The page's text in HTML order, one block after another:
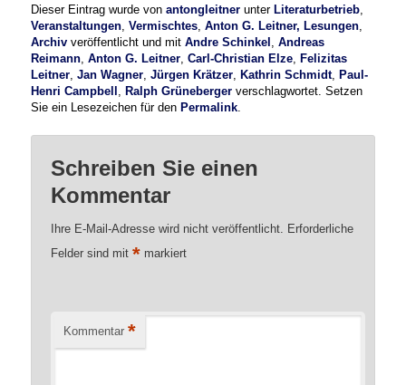
Dieser Eintrag wurde vonantongleitner unter Literaturbetrieb
Veranstaltungen ,Vermischtes ,Anton G. Leitner, Lesungen
Archiv veröffentlicht und mitAndre Schinkel ,Andreas
Reimann ,Anton G. Leitner ,Carl-Christian Elze
Felizitas
Leitner ,Jan Wagner ,Jürgen Krätzer Kathrin Schmidt, Paul-
Henri Campbell
Ralph Grüneberger verschlagwortet. Setzen
Sie ein Lesezeichen für den Permalink
Schreiben Sie einen
Kommentar
Ihre E-Mail-Adresse wird nicht veröffentlicht. Erforderliche
Felder sind mit* markiert
Kommentar *